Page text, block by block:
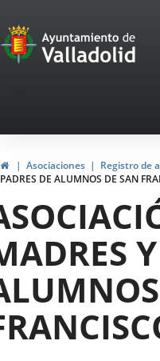
Portal
de
navegación
InicioAsociaciones Registro de
PADRES DE ALUMNOS DE SAN